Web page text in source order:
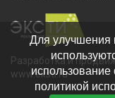
Разработка и
www.eksti.ru
Для улучшения
политикой